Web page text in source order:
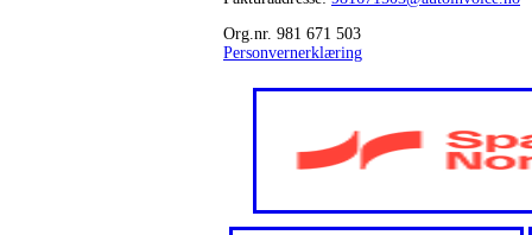
Org.nr. 981 671 503
Personvernerklæring